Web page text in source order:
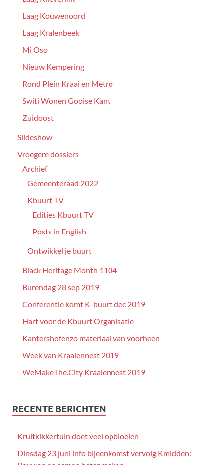
Laag Kouwenoord
Laag Kralenbeek
Mi Oso
Nieuw Kempering
Rond Plein Kraai en Metro
Switi Wonen Gooise Kant
Zuidoost
Slideshow
Vroegere dossiers
Archief
Gemeenteraad 2022
Kbuurt TV
Edities Kbuurt TV
Posts in English
Ontwikkel je buurt
Black Heritage Month 1104
Burendag 28 sep 2019
Conferentie komt K-buurt dec 2019
Hart voor de Kbuurt Organisatie
Kantershofenzo materiaal van voorheen
Week van Kraaiennest 2019
WeMakeThe.City Kraaiennest 2019
RECENTE BERICHTEN
Kruitkikkertuin doet veel opbloeien
Dinsdag 23 juni info bijeenkomst vervolg Kmidden: